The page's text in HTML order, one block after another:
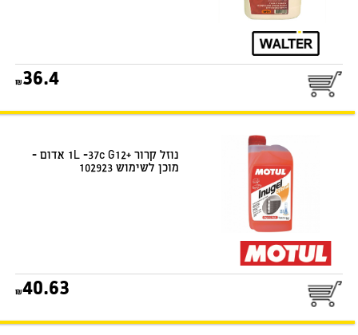
36.4
נוזל קרור +1L -37c G12 אדום -
מוכן לשימוש 102923
40.63